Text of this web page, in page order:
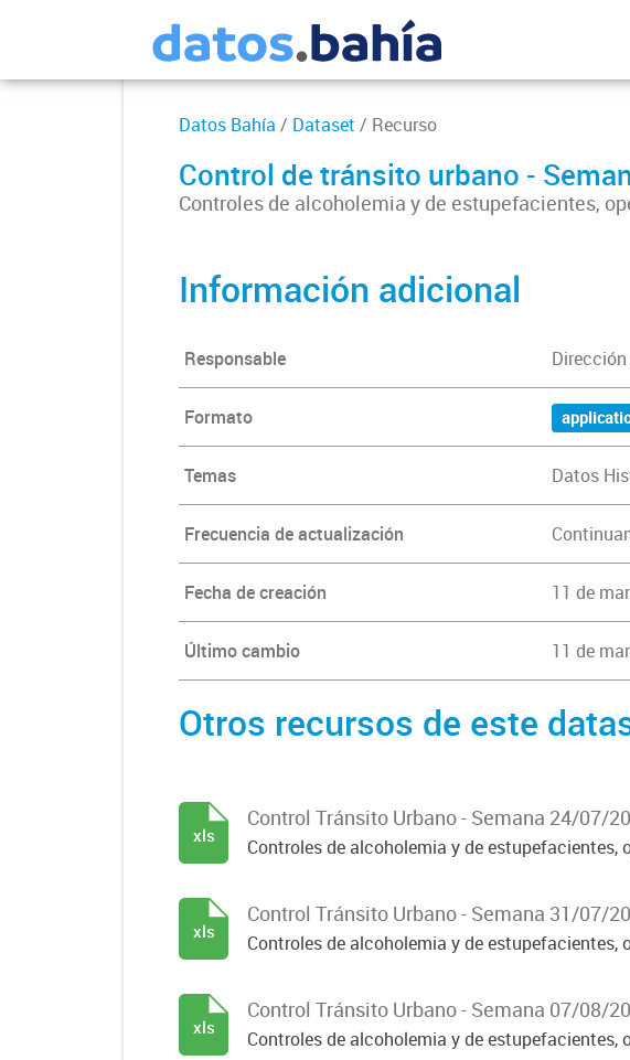
Datos Bahía / Dataset / Recurso
Control de tránsito urbano -
Controles de alcoholemia y de estupefacientes,
Información adicional
Responsable
Formato
Temas Datos
Frecuencia de actualización
Fecha de creación 11 de
Último cambio 11 de
Otros recursos de este
Control Tránsito Urbano - Semana 24/07/
Controles de alcoholemia y de
xls
Control Tránsito Urbano - Semana 31/07/
Controles de alcoholemia y de
xls
Control Tránsito Urbano - Semana 07/08/
Controles de alcoholemia y de
xls